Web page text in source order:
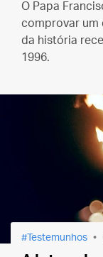
O Papa
comprovar um
da história
1996.
Testemunhos